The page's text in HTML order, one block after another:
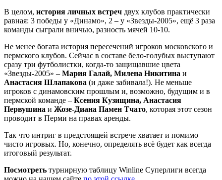
В целом, история личных встреч двух клубов практически
равная: 3 победы у «Динамо», 2 – у «Звезды-2005», ещё 3 раза
команды сыграли вничью, разность мячей 10-10.
Не менее богата история пересечений игроков московского и
пермского клубов. Сейчас в составе бело-голубых выступают
сразу три футболистки, когда-то защищавшие цвета
«Звезды-2005» – Мария Галай, Милена Никитина и
Анастасия Шлапакова (и даже забивала!). Не меньше
игроков с динамовским прошлым и, возможно, будущим и в
пермской команде – Ксения Кузищина, Анастасия
Первушина и Жозе-Диана Памен Тчато, которая этот сезон
проводит в Перми на правах аренды.
Так что интриг в предстоящей встрече хватает и помимо
чисто игровых. Но, конечно, определять всё будет как всегда
итоговый результат.
Посмотреть турнирную таблицу Winline Суперлиги всегда